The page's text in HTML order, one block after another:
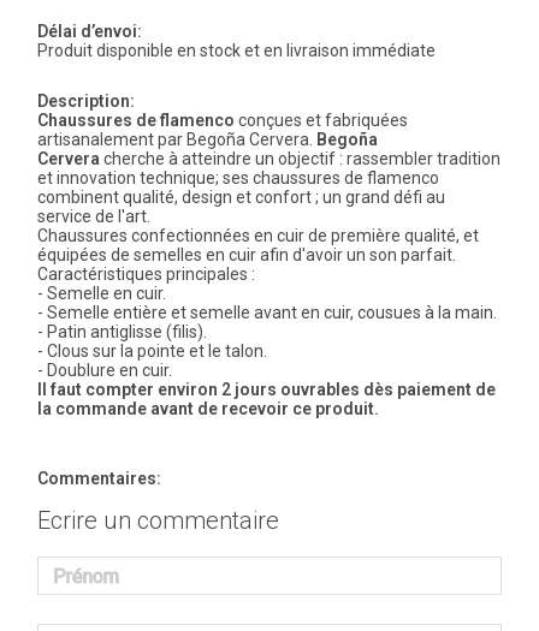
Délai d’envoi:
Produit disponible en stock et en livraison immédiate
Description:
Chaussures de flamenco conçues et fabriquées
artisanalement par Begoña Cervera. Begoña
Cervera cherche à atteindre un objectif : rassembler tradition
et innovation technique; ses chaussures de flamenco
combinent qualité, design et confort ; un grand défi au
service de l'art.
Chaussures confectionnées en cuir de première qualité, et
équipées de semelles en cuir afin d'avoir un son parfait.
Caractéristiques principales :
- Semelle en cuir.
- Semelle entière et semelle avant en cuir, cousues à la main.
- Patin antiglisse (filis).
- Clous sur la pointe et le talon.
- Doublure en cuir.
Il faut compter environ 2 jours ouvrables dès paiement de
la commande avant de recevoir ce produit.
Commentaires:
Ecrire un commentaire
Prénom